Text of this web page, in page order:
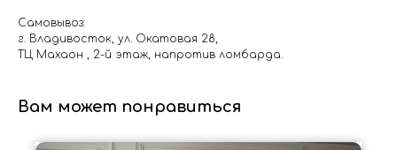
Самовывоз:
г. Владивосток, ул. Окатовая 28,
ТЦ Махаон , 2-й этаж, напротив ломбарда.
Вам может понравиться